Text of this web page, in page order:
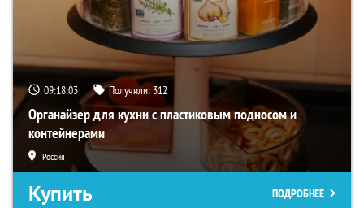
09:18:02 Получили: 312
Органайзер для кухни с пластиковым подносом и
контейнерами
Россия
Купить ПОДРОБНЕЕ